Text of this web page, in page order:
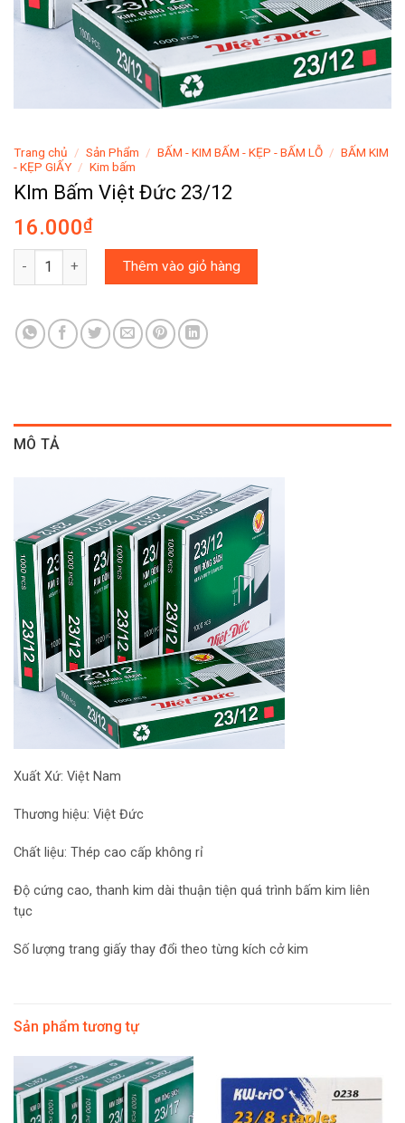
Trang chủ / Sản Phẩm / BẤM - KIM BẤM - KẸP - BẤM LỖ / BẤM KIM
- KẸP GIẤY / Kim bấm
KIm Bấm Việt Đức 23/12
16.000₫
KIm Bấm Việt Đức 23/12 số lượng
Thêm vào giỏ hàng
MÔ TẢ
Xuất Xứ: Việt Nam
Thương hiệu: Việt Đức
Chất liệu: Thép cao cấp không rỉ
Độ cứng cao, thanh kim dài thuận tiện quá trình bấm kim liên
tục
Số lượng trang giấy thay đổi theo từng kích cở kim
Sản phẩm tương tự